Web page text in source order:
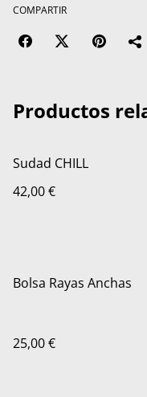
COMPARTIR
Productos
Sudad CHILL
42,00 €
Bolsa Rayas Anchas
25,00 €